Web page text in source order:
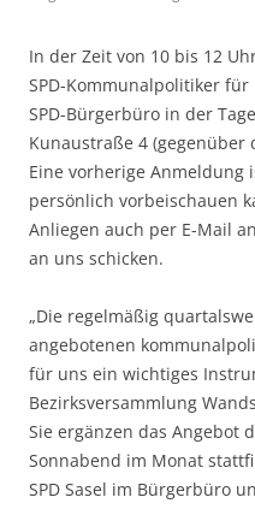
In der Zeit von 10 bis 12
SPD-Kommunalpolitiker
SPD-Bürgerbüro in der
Kunaustraße 4 (gegenüber
Eine vorherige
persönlich vorbeischauen
Anliegen auch per E-Mail
an uns schicken.
„Die regelmäßig
angebotenen
für uns ein wichtiges
Bezirksversammlung
Sie ergänzen das Angebot
Sonnabend im Monat
SPD Sasel im Bürgerbüro